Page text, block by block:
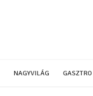
NAGYVILÁG GASZTRO